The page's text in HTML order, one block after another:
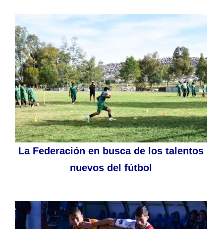
La Federación en busca de los talentos
nuevos del fútbol